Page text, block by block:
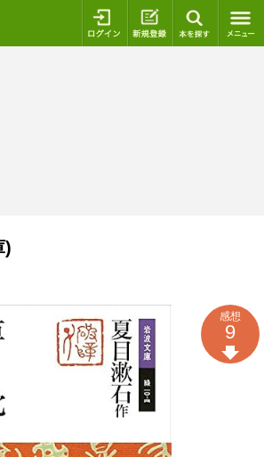
ログイン 新規登録
)
感想
9